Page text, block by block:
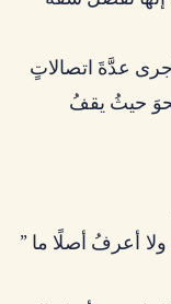
عدَّةَ اتصالاتٍ
حيثُ يقفُ
” وما أدراني بحاجتِكَ؟ لم تُخبرني بشيءٍ، ولا أعرفُ أصلًا ما